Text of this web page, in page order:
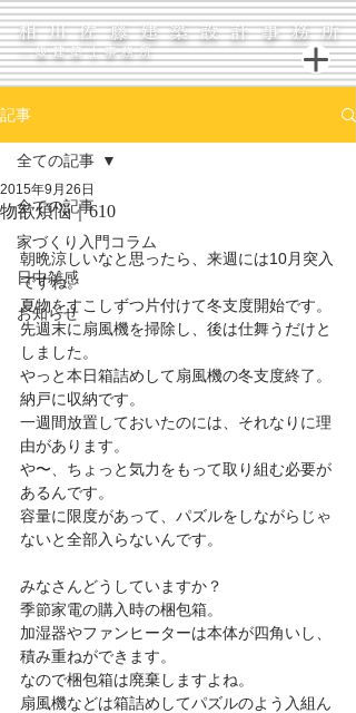
相川佐藤建築設計事務所
一級建築士事務所
記事
全ての記事
家づくり入門コラム
日中雑感
お知らせ
全ての記事
物欲煩悩｜610
2015年9月26日
朝晩涼しいなと思ったら、来週には10月突入
ですね。
夏物をすこしずつ片付けて冬支度開始です。
先週末に扇風機を掃除し、後は仕舞うだけと
しました。
やっと本日箱詰めして扇風機の冬支度終了。
納戸に収納です。
一週間放置しておいたのには、それなりに理
由があります。
や〜、ちょっと気力をもって取り組む必要が
あるんです。
容量に限度があって、パズルをしながらじゃ
ないと全部入らないんです。
みなさんどうしていますか？
季節家電の購入時の梱包箱。
加湿器やファンヒーターは本体が四角いし、
積み重ねができます。
なので梱包箱は廃棄しますよね。
扇風機などは箱詰めしてパズルのよう入組ん